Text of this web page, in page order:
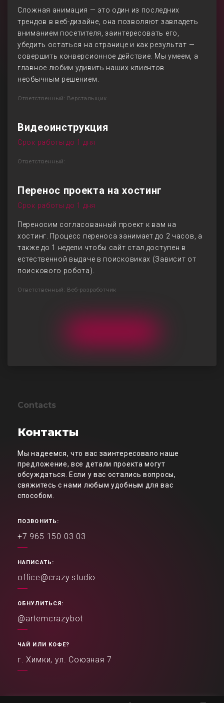
Сложная анимация — это один из последних
трендов в веб-дизайне, она позволяют завладеть
вниманием посетителя, заинтересовать его,
убедить остаться на странице и как результат —
совершить конверсионное действие. Мы умеем, а
главное любим удивить наших клиентов
необычным решением.
Ответственный: Верстальщик
Видеоинструкция
Срок работы до 1 дня
Ответственный:
Перенос проекта на хостинг
Срок работы до 1 дня
Переносим согласованный проект к вам на
хостинг. Процесс переноса занимает до 2 часов, а
также до 1 недели чтобы сайт стал доступен в
естественной выдаче в поисковиках (Зависит от
поискового робота).
Ответственный: Веб-разработчик
Contacts
Контакты
Мы надеемся, что вас заинтересовало наше
предложение, все детали проекта могут
обсуждаться. Если у вас остались вопросы,
свяжитесь с нами любым удобным для вас
способом.
ПОЗВОНИТЬ:
+7 965 150 03 03
НАПИСАТЬ:
office@crazy.studio
ОБНУЛИТЬСЯ:
@artemcrazybot
ЧАЙ ИЛИ КОФЕ?
г. Химки, ул. Союзная 7